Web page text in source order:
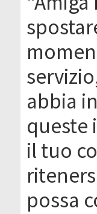
abbia
queste
il tuo
possa